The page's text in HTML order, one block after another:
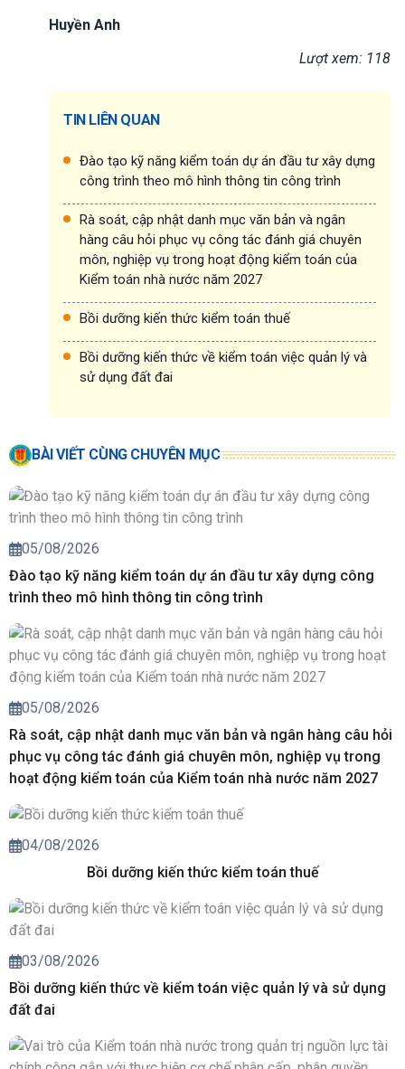
Huyền Anh
Lượt xem: 118
TIN LIÊN QUAN
Đào tạo kỹ năng kiểm toán dự án đầu tư xây dựng
công trình theo mô hình thông tin công trình
Rà soát, cập nhật danh mục văn bản và ngân
hàng câu hỏi phục vụ công tác đánh giá chuyên
môn, nghiệp vụ trong hoạt động kiểm toán của
Kiểm toán nhà nước năm 2027
Bồi dưỡng kiến thức kiểm toán thuế
Bồi dưỡng kiến thức về kiểm toán việc quản lý và
sử dụng đất đai
BÀI VIẾT CÙNG CHUYÊN MỤC
05/08/2026
Đào tạo kỹ năng kiểm toán dự án đầu tư xây dựng công
trình theo mô hình thông tin công trình
05/08/2026
Rà soát, cập nhật danh mục văn bản và ngân hàng câu hỏi
phục vụ công tác đánh giá chuyên môn, nghiệp vụ trong
hoạt động kiểm toán của Kiểm toán nhà nước năm 2027
04/08/2026
Bồi dưỡng kiến thức kiểm toán thuế
03/08/2026
Bồi dưỡng kiến thức về kiểm toán việc quản lý và sử dụng
đất đai